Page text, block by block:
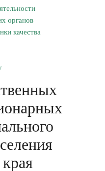
органов
качества